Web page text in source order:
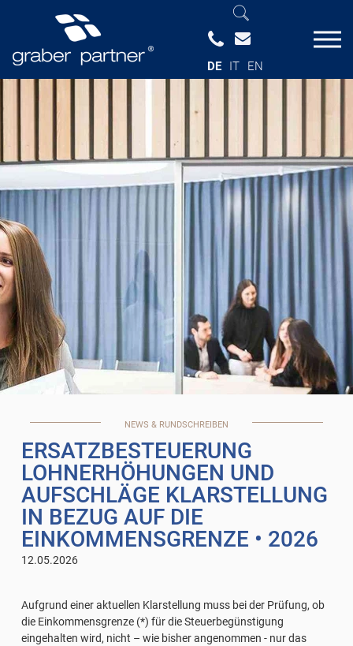
DE IT EN
NEWS & RUNDSCHREIBEN
ERSATZBESTEUERUNG
LOHNERHÖHUNGEN UND
AUFSCHLÄGE KLARSTELLUNG
IN BEZUG AUF DIE
EINKOMMENSGRENZE • 2026
12.05.2026
Aufgrund einer aktuellen Klarstellung muss bei der Prüfung, ob
die Einkommensgrenze (*) für die Steuerbegünstigung
eingehalten wird, nicht – wie bisher angenommen - nur das